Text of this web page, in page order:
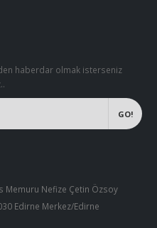
haberdar olmak isterseniz
Memuru Nefize Çetin Özsoy
Edirne Merkez/Edirne